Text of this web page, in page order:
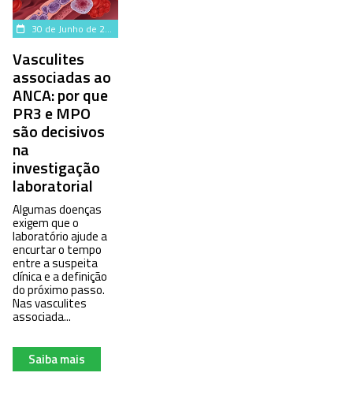
30 de Junho de 2026
Vasculites
associadas ao
ANCA: por que
PR3 e MPO
são decisivos
na
investigação
laboratorial
Algumas doenças
exigem que o
laboratório ajude a
encurtar o tempo
entre a suspeita
clínica e a definição
do próximo passo.
Nas vasculites
associada...
Saiba mais